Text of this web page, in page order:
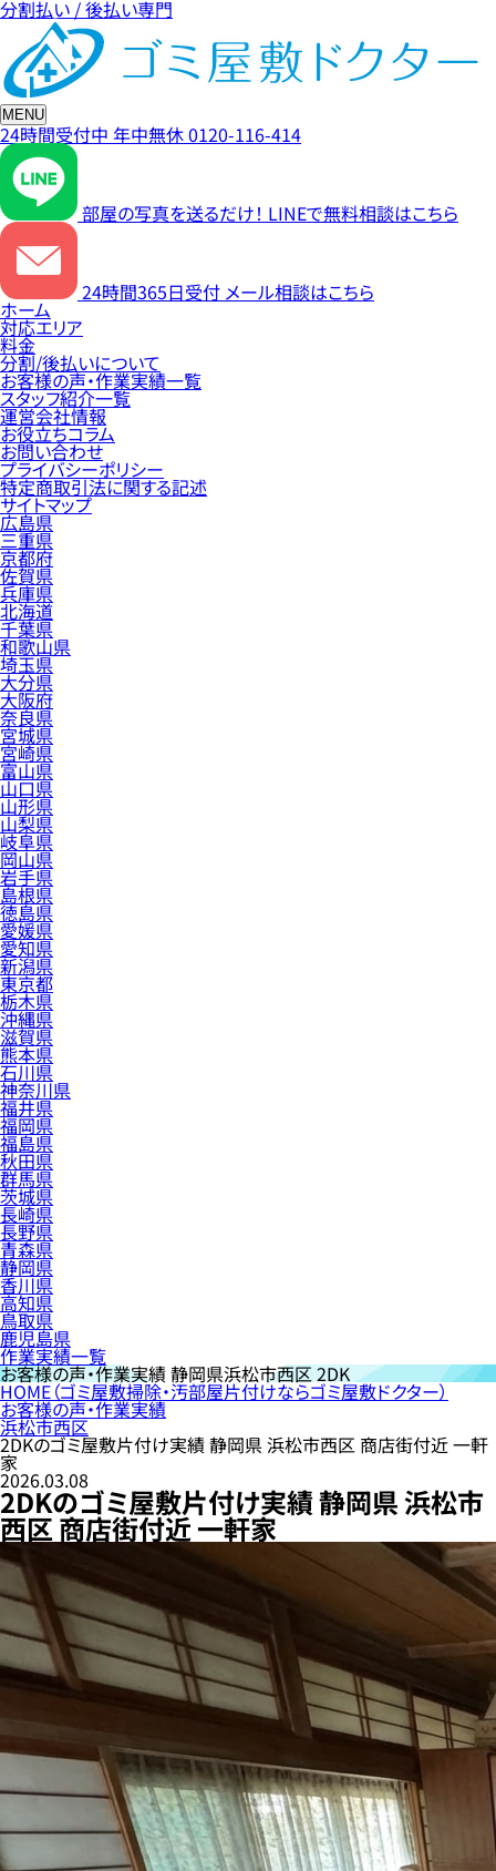
分割払い / 後払い専門
MENU
24時間受付中 年中無休0120-116-414
部屋の写真を送るだけ！ LINEで無料相談はこちら
24時間365日受付 メール相談はこちら
ホーム
対応エリア
料金
分割/後払いについて
お客様の声・作業実績一覧
スタッフ紹介一覧
運営会社情報
お役立ちコラム
お問い合わせ
プライバシーポリシー
特定商取引法に関する記述
サイトマップ
広島県
三重県
京都府
佐賀県
兵庫県
北海道
千葉県
和歌山県
埼玉県
大分県
大阪府
奈良県
宮城県
宮崎県
富山県
山口県
山形県
山梨県
岐阜県
岡山県
岩手県
島根県
徳島県
愛媛県
愛知県
新潟県
東京都
栃木県
沖縄県
滋賀県
熊本県
石川県
神奈川県
福井県
福岡県
福島県
秋田県
群馬県
茨城県
長崎県
長野県
青森県
静岡県
香川県
高知県
鳥取県
鹿児島県
作業実績一覧
お客様の声・作業実績静岡県浜松市西区 2DK
HOME（ゴミ屋敷掃除・汚部屋片付けならゴミ屋敷ドクター）
お客様の声・作業実績
浜松市西区
2DKのゴミ屋敷片付け実績 静岡県 浜松市西区 商店街付近 一軒
家
2026.03.08
2DKのゴミ屋敷片付け実績 静岡県 浜松市
西区 商店街付近 一軒家